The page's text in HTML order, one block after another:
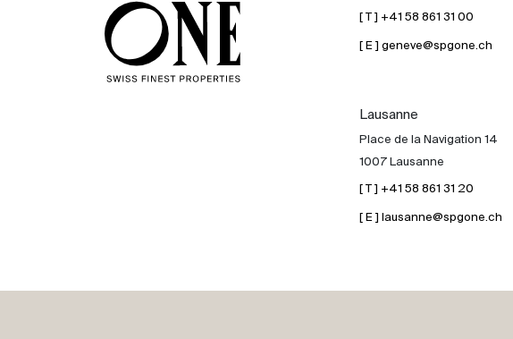
Louer
International
[ T ] +41 58 861 31 00
[ E ] geneve@spgone.ch
Lausanne
Place de la Navigation 14
1007 Lausanne
[ T ] +41 58 861 31 20
[ E ] lausanne@spgone.ch